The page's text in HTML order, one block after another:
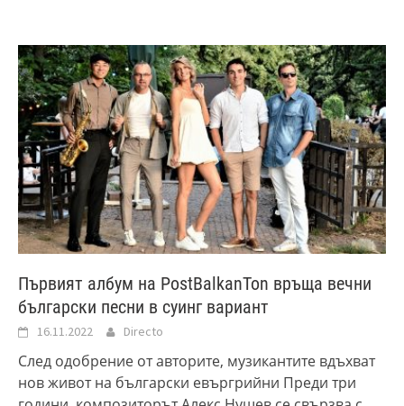
Първият албум на PostBalkanTon връща вечни
български песни в суинг вариант
16.11.2022 Directo
След одобрение от авторите, музикантите вдъхват
нов живот на български евъргрийни Преди три